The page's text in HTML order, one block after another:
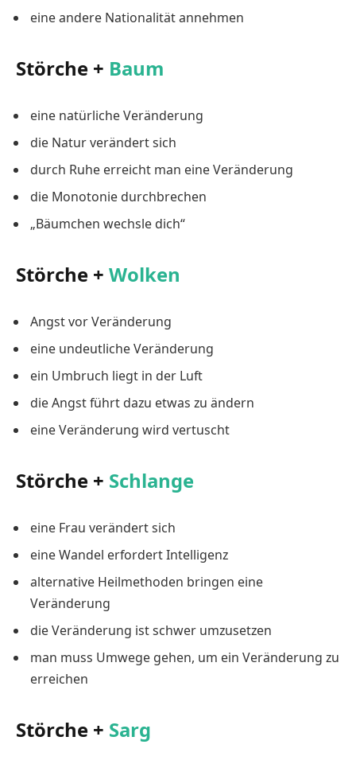
eine andere Nationalität annehmen
Störche + Baum
eine natürliche Veränderung
die Natur verändert sich
durch Ruhe erreicht man eine Veränderung
die Monotonie durchbrechen
„Bäumchen wechsle dich“
Störche + Wolken
Angst vor Veränderung
eine undeutliche Veränderung
ein Umbruch liegt in der Luft
die Angst führt dazu etwas zu ändern
eine Veränderung wird vertuscht
Störche + Schlange
eine Frau verändert sich
eine Wandel erfordert Intelligenz
alternative Heilmethoden bringen eine
Veränderung
die Veränderung ist schwer umzusetzen
man muss Umwege gehen, um ein Veränderung zu
erreichen
Störche + Sarg